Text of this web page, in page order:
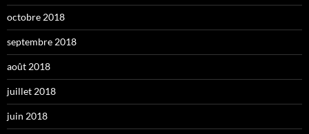
octobre 2018
septembre 2018
août 2018
juillet 2018
juin 2018